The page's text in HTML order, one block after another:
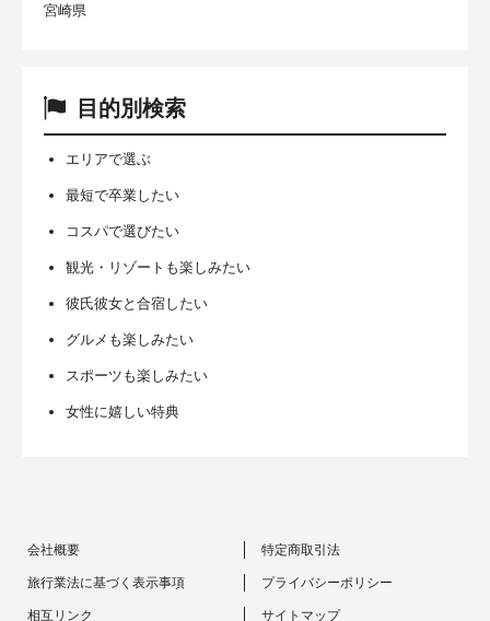
宮崎県
目的別検索
エリアで選ぶ
最短で卒業したい
コスパで選びたい
観光・リゾートも楽しみたい
彼氏彼女と合宿したい
グルメも楽しみたい
スポーツも楽しみたい
女性に嬉しい特典
会社概要 特定商取引法
旅行業法に基づく表示事項 プライバシーポリシー
相互リンク サイトマップ